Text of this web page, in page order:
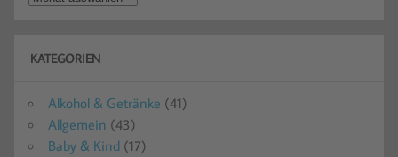
KATEGORIEN
Alkohol & Getränke (41)
Allgemein (43)
Baby & Kind (17)